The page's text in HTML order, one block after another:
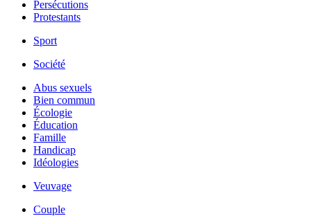
Persécutions
Protestants
Sport
Société
Abus sexuels
Bien commun
Écologie
Éducation
Famille
Handicap
Idéologies
Veuvage
Couple